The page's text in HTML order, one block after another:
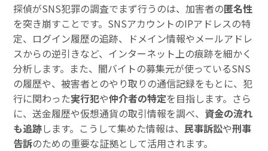
探偵がSNS犯罪の調査でまず行うのは、加害者の匿名性
を突き崩すことです。SNSアカウントのIPアドレスの特
定、ログイン履歴の追跡、ドメイン情報やメールアドレ
スからの逆引きなど、インターネット上の痕跡を細かく
分析します。また、闇バイトの募集元が使っているSNS
の履歴や、被害者とのやり取りの通信記録をもとに、犯
行に関わった実行犯や仲介者の特定を目指します。さら
に、送金履歴や仮想通貨の取引情報を調べ、 資金の流れ
も追跡します。こうして集めた情報は、 民事訴訟や刑事
告訴のための重要な証拠として活用されます。